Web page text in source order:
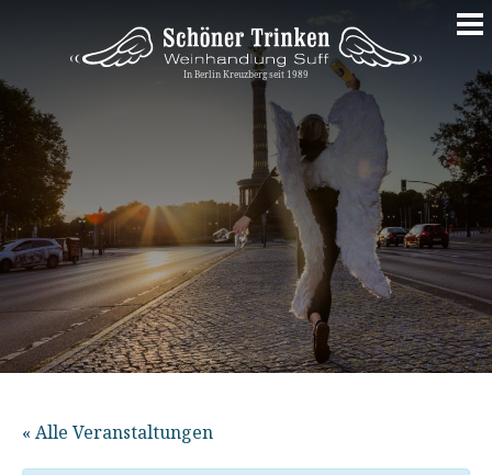
zum
Inhalt
« Alle Veranstaltungen